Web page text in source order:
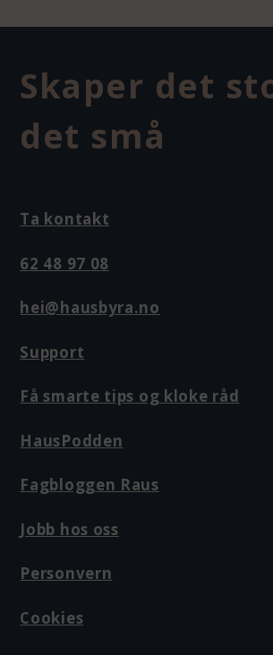
Skaper det
det små
Ta kontakt
62 48 97 08
hei@hausbyra.no
Support
Få smarte tips og kloke råd
HausPodden
Fagbloggen Raus
Jobb hos oss
Personvern
Cookies